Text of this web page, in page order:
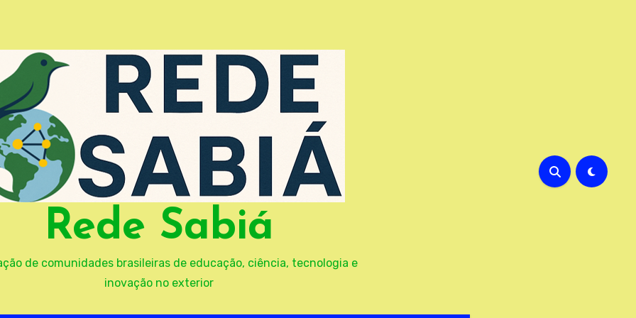
Rede Sabiá
de comunidades brasileiras de educação, ciência, tecnologia e
inovação no exterior